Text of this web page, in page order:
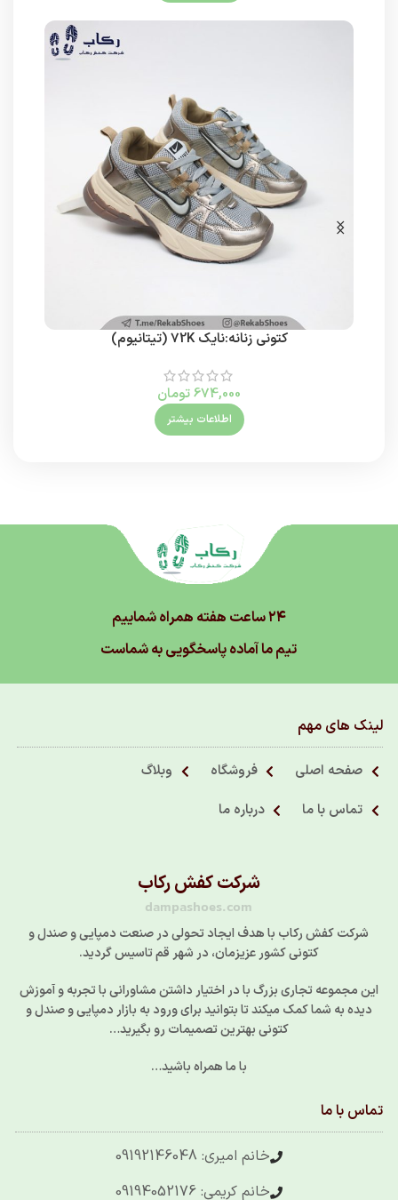
کتونی زنانه:نایک 72K (تیتانیوم)
674,000تومان
اطلاعات بیشتر
۲۴ ساعت هفته همراه شماییم
تیم ما آماده پاسخگویی به شماست
لینک های مهم
صفحه اصلی فروشگاه
وبلاگ
تماس با ما
درباره ما
شرکت کفش رکاب
dampashoes.com
شرکت کفش رکاب با هدف ایجاد تحولی در صنعت دمپایی و صندل و
کتونی کشور عزیزمان، در شهر قم تاسیس گردید.
این مجموعه تجاری بزرگ با در اختیار داشتن مشاورانی با تجربه و آموزش
دیده به شما کمک میکند تا بتوانید برای ورود به بازار دمپایی و صندل و
کتونی بهترین تصمیمات رو بگیرید…
با ما همراه باشید…
تماس با ما
خانم امیری: 09192146048
خانم کریمی: 09194052176